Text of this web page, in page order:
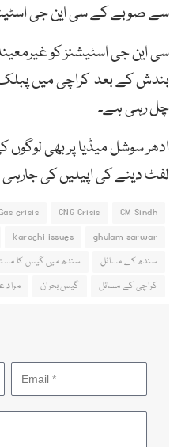
سے صوبے کے سی این جی
سی این جی اسٹیشنز کو
بندش کے بعد کراچی میں پبلک
چل رہی ہے۔
ادھر سوشل میڈیا پر بھی
لفٹ دینے کی اپیلیں کی جارہی
CM Sindh
CNG Crisis
crisis
ghulam sarwar
karachi issues
سندھ کے مسائل
سندھ میں گیس کا
کراچی کے مسائل
گیس بحران مراد